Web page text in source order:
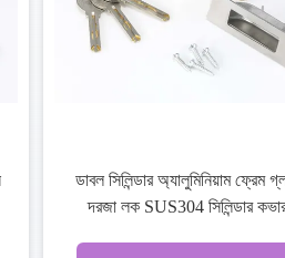
উচ্চ মানের বল বোতাম লক
জন্য স্টেইনলেস স্টীল